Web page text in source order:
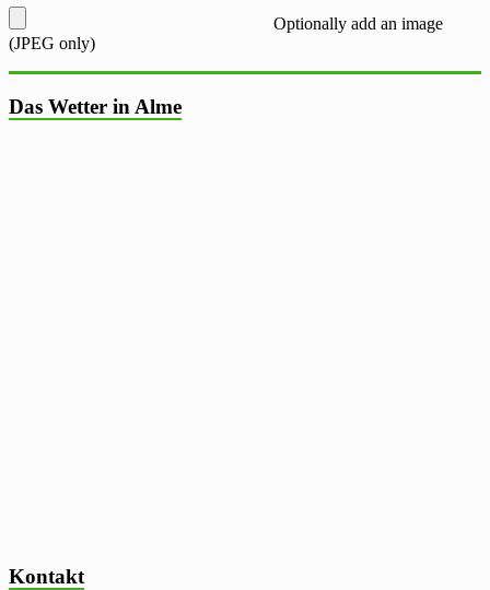
Optionally add an image
(JPEG only)
Das Wetter in Alme
Kontakt